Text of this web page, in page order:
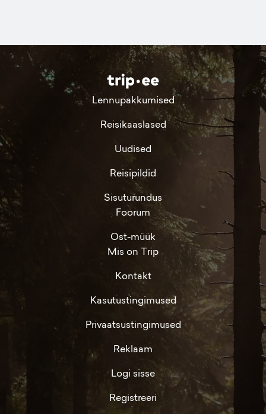
Lennupakkumised
Reisikaaslased
Uudised
Reisipildid
Sisuturundus
Foorum
Ost-müük
Mis on Trip
Kontakt
Kasutustingimused
Privaatsustingimused
Reklaam
Logi sisse
Registreeri